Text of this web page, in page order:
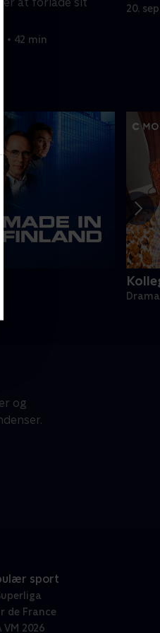
• 42 min
20.
og
sport
de France
VM 2026